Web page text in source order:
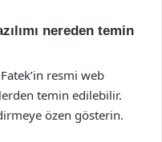
nereden temin
resmi web
temin edilebilir.
özen gösterin.